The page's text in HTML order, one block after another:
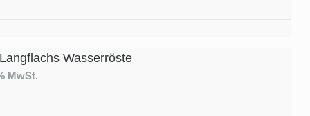
Wasserröste
MwSt.